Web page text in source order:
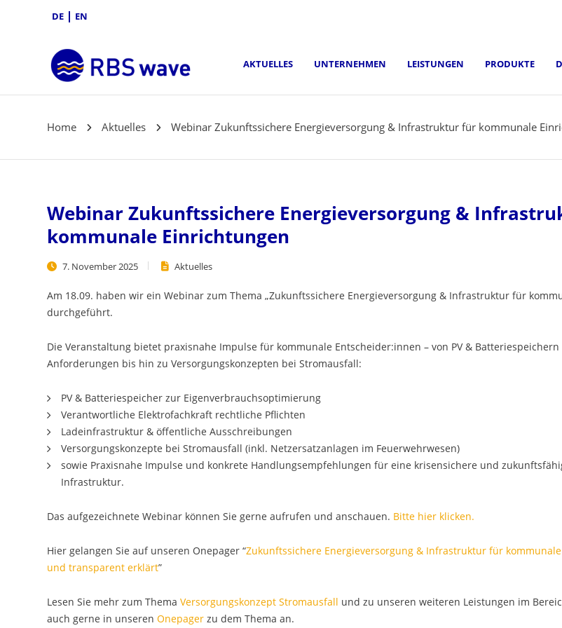
DE EN
AKTUELLES UNTERNEHMEN LEISTUNGEN PRODUKTE
Home Aktuelles Webinar Zukunftssichere Energieversorgung & Infrastruktur für kommunale
Webinar Zukunftssichere Energieversorgung &
kommunale Einrichtungen
7. November 2025 Aktuelles
Am 18.09. haben wir ein Webinar zum Thema „Zukunftssichere Energieversorgung & Infrastruktur für
durchgeführt.
Die Veranstaltung bietet praxisnahe Impulse für kommunale Entscheider:innen – von PV &
Anforderungen bis hin zu Versorgungskonzepten bei Stromausfall:
PV & Batteriespeicher zur Eigenverbrauchsoptimierung
Verantwortliche Elektrofachkraft rechtliche Pflichten
Ladeinfrastruktur & öffentliche Ausschreibungen
Versorgungskonzepte bei Stromausfall (inkl. Netzersatzanlagen im Feuerwehrwesen)
sowie Praxisnahe Impulse und konkrete Handlungsempfehlungen für eine krisensichere und
Infrastruktur.
Das aufgezeichnete Webinar können Sie gerne aufrufen und anschauen. Bitte hier klicken.
Hier gelangen Sie auf unseren Onepager “Zukunftssichere Energieversorgung & Infrastruktur für
und transparent erklärt”
Lesen Sie mehr zum Thema Versorgungskonzept Stromausfall und zu unseren weiteren Leistungen im
auch gerne in unseren Onepager zu dem Thema an.